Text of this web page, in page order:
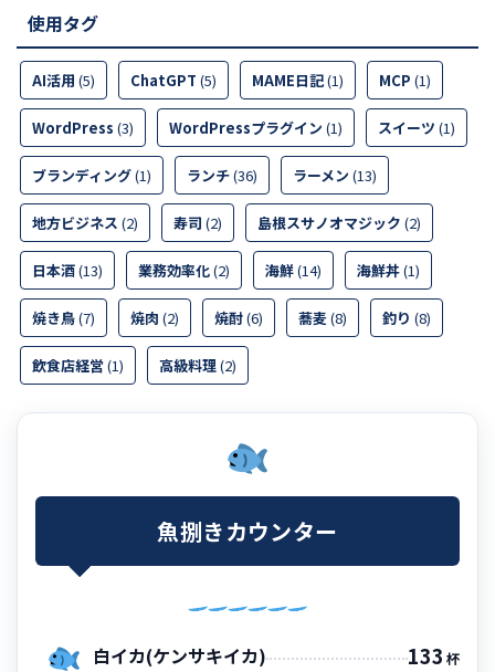
使用タグ
AI活用 (5) ChatGPT (5) MAME日記(1) MCP (1)
WordPress (3) WordPressプラグイン (1) スイーツ (1)
ブランディング(1) ランチ(36) ラーメン (13)
地方ビジネス (2) 寿司 (2) 島根スサノオマジック (2)
日本酒(13) 業務効率化(2) 海鮮(14) 海鮮丼(1)
焼き鳥(7) 焼肉 (2) 焼酎(6) 蕎麦(8) 釣り (8)
飲食店経営(1) 高級料理(2)
魚捌きカウンター
白イカ(ケンサキイカ) 133 杯